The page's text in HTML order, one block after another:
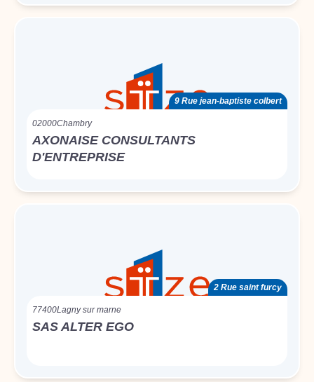
9 Rue jean-baptiste colbert
02000Chambry
AXONAISE CONSULTANTS
D'ENTREPRISE
2 Rue saint furcy
77400Lagny sur marne
SAS ALTER EGO